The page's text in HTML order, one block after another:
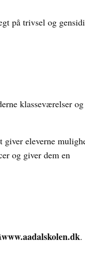
på trivsel og
klasseværelser
eleverne
og giver dem en
www.aadalskolen.dk.